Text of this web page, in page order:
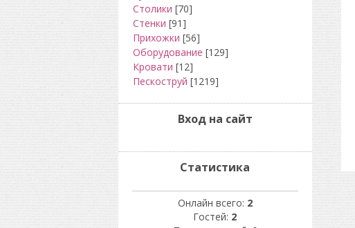
Столики [70]
Стенки [91]
Прихожки [56]
Оборудование [129]
Кровати [12]
Пескоструй [1219]
Вход на сайт
Статистика
Онлайн всего: 2
Гостей: 2